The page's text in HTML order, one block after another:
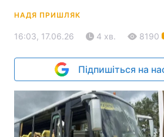
НАДЯ ПРИШЛЯК
16:03, 17.06.26 4 хв. 8190
Підпишіться на